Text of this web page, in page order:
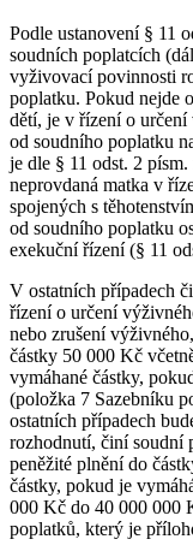
Podle ustanovení § 11
soudních poplatcích
vyživovací povinnosti
poplatku. Pokud nejde
dětí, je v řízení o určení
od soudního poplatku
je dle § 11 odst. 2
neprovdaná matka v
spojených s
od soudního poplatku
exekuční řízení (§ 11
V ostatních případech
řízení o určení
nebo zrušení
částky 50 000 Kč
vymáhané částky,
(položka 7 Sazebníku
ostatních případech
rozhodnutí, činí soudní
peněžité plnění do
částky, pokud je
000 Kč do 40 000 000
poplatků, který je